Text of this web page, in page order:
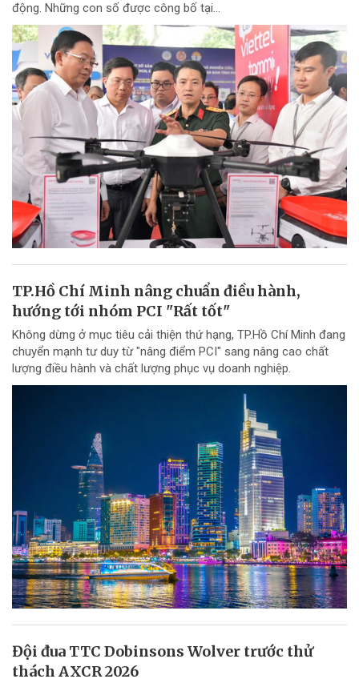
động. Những con số được công bố tại...
TP.Hồ Chí Minh nâng chuẩn điều hành,
hướng tới nhóm PCI "Rất tốt"
Không dừng ở mục tiêu cải thiện thứ hạng, TP.Hồ Chí Minh đang
chuyển mạnh tư duy từ "nâng điểm PCI" sang nâng cao chất
lượng điều hành và chất lượng phục vụ doanh nghiệp.
Đội đua TTC Dobinsons Wolver trước thử
thách AXCR 2026